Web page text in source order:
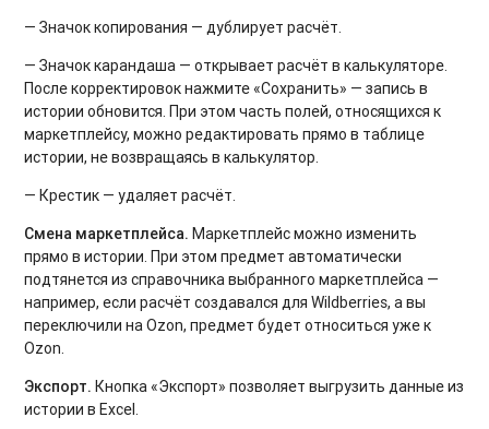
— Значок копирования — дублирует расчёт.
— Значок карандаша — открывает расчёт в калькуляторе.
После корректировок нажмите «Сохранить» — запись в
истории обновится. При этом часть полей, относящихся к
маркетплейсу, можно редактировать прямо в таблице
истории, не возвращаясь в калькулятор.
— Крестик — удаляет расчёт.
Смена маркетплейса. Маркетплейс можно изменить
прямо в истории. При этом предмет автоматически
подтянется из справочника выбранного маркетплейса —
например, если расчёт создавался для Wildberries, а вы
переключили на Ozon, предмет будет относиться уже к
Ozon.
Экспорт. Кнопка «Экспорт» позволяет выгрузить данные из
истории в Excel.